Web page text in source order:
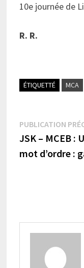
10e journée de
R. R.
ÉTIQUETTÉ MCA
de
PUBLICATION
JSK – MCEB :
mot d’ordre :